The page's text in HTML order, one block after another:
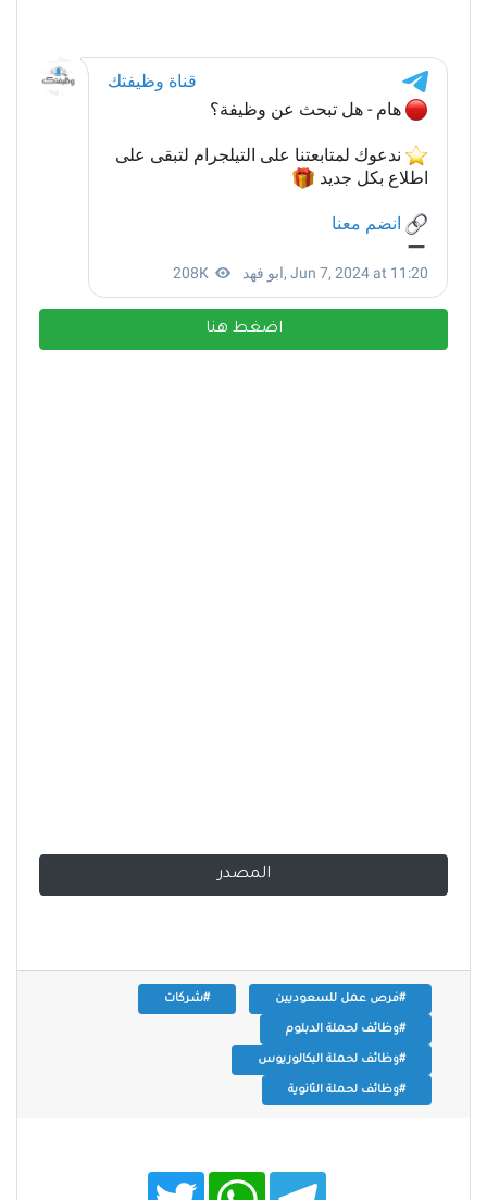
اضغط هنا
المصدر
#فرص عمل للسعوديين #شركات
#وظائف لحملة الدبلوم
#وظائف لحملة البكالوريوس
#وظائف لحملة الثانوية
T
W
T